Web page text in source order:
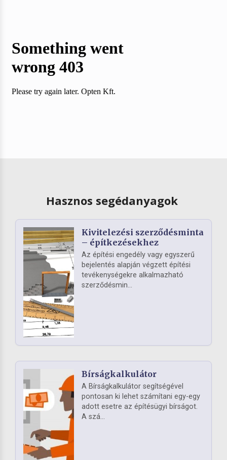
Hasznos segédanyagok
Kivitelezési szerződésminta
– építkezésekhez
Az építési engedély vagy egyszerű
bejelentés alapján végzett építési
tevékenységekre alkalmazható
szerződésmin...
Bírságkalkulátor
A Bírságkalkulátor segítségével
pontosan ki lehet számítani egy-egy
adott esetre az építésügyi bírságot.
A szá...